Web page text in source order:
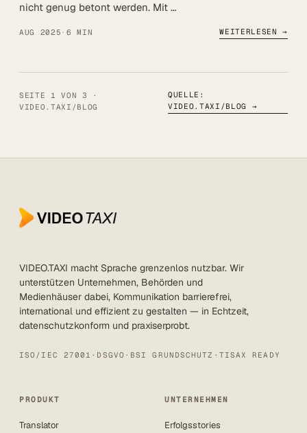
nicht genug betont werden. Mit …
AUG 2025 · 6 MIN WEITERLESEN →
SEITE 1 VON 3 ·
VIDEO.TAXI/BLOG
QUELLE:
VIDEO.TAXI/BLOG
→
VIDEO.TAXI macht Sprache grenzenlos nutzbar. Wir
unterstützen Unternehmen, Behörden und
Medienhäuser dabei, Kommunikation barrierefrei,
international und effizient zu gestalten — in Echtzeit,
datenschutzkonform und praxiserprobt.
ISO/IEC 27001 · DSGVO · BSI GRUNDSCHUTZ · TISAX READY
PRODUKT
Translator
UNTERNEHMEN
Erfolgsstories